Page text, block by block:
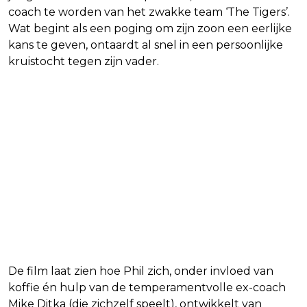
coach te worden van het zwakke team ‘The Tigers’.
Wat begint als een poging om zijn zoon een eerlijke
kans te geven, ontaardt al snel in een persoonlijke
kruistocht tegen zijn vader.
De film laat zien hoe Phil zich, onder invloed van
koffie én hulp van de temperamentvolle ex-coach
Mike Ditka (die zichzelf speelt), ontwikkelt van